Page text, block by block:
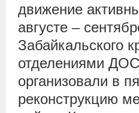
движение
августе –
Забайкальского
отделениями
организовали в
реконструкцию